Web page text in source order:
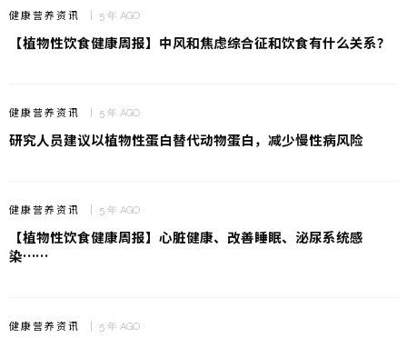
健康营养资讯 5 年 AGO
【植物性饮食健康周报】中风和焦虑综合征和饮食有什么关系？
健康营养资讯 5 年 AGO
研究人员建议以植物性蛋白替代动物蛋白，减少慢性病风险
健康营养资讯 5 年 AGO
【植物性饮食健康周报】心脏健康、改善睡眠、泌尿系统感
染……
健康营养资讯 5 年 AGO